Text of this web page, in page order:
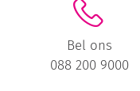
Bel ons
088 200 9000